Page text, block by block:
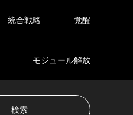
統合戦略 覚醒
モジュール解放